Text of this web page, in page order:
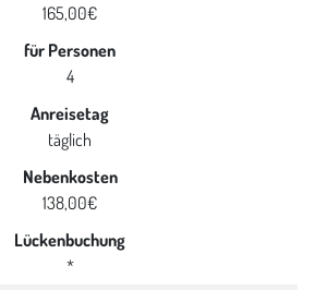
165,00€
für Personen
4
Anreisetag
täglich
Nebenkosten
138,00€
Lückenbuchung
*